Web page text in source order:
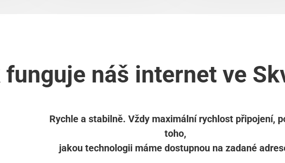
náš internet ve
Rychle a stabilně. Vždy maximální rychlost připojení,
toho,
jakou technologii máme dostupnou na zadané